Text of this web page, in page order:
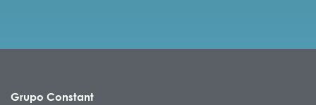
Grupo Constant